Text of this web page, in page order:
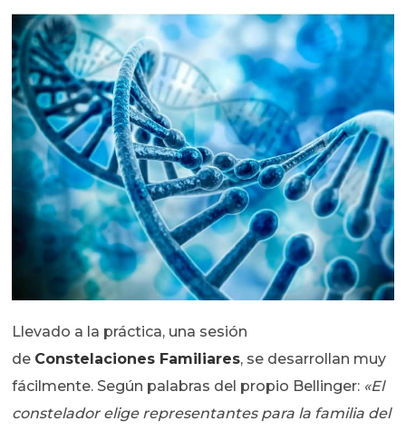
Llevado a la práctica, una sesión
de Constelaciones Familiares, se desarrollan muy
fácilmente. Según palabras del propio Bellinger: «El
constelador elige representantes para la familia del